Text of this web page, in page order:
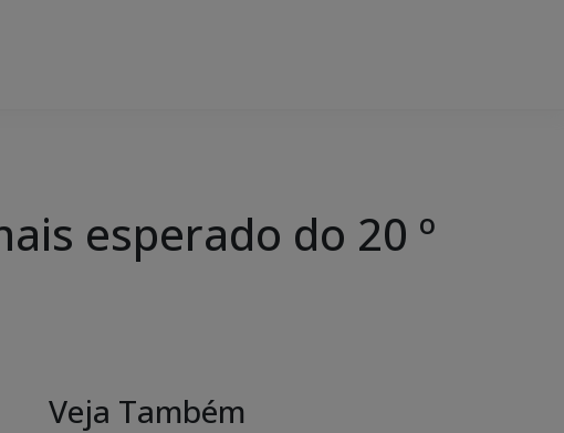
esperado do 20 º
Veja Também